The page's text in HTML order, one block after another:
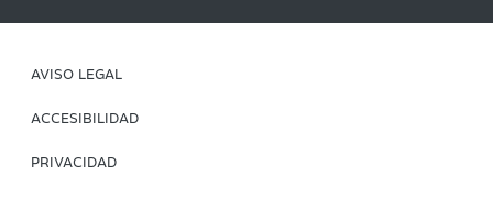
AVISO LEGAL
ACCESIBILIDAD
PRIVACIDAD